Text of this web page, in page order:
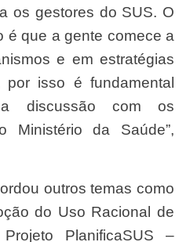
os gestores do SUS. O
é que a gente comece a
e em estratégias
por isso é fundamental
discussão com os
Ministério da Saúde”,
do Uso Racional de
PlanificaSUS –